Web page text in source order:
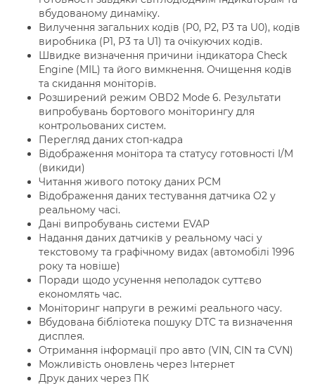
вбудованому динаміку.
Вилучення загальних кодів (P0, P2, P3 та U0), кодів
виробника (P1, P3 та U1) та очікуючих кодів.
Швидке визначення причини індикатора Check
Engine (MIL) та його вимкнення. Очищення кодів
та скидання моніторів.
Розширений режим OBD2 Mode 6. Результати
випробувань бортового моніторингу для
контрольованих систем.
Перегляд даних стоп-кадра
Відображення монітора та статусу готовності I/M
(викиди)
Читання живого потоку даних PCM
Відображення даних тестування датчика O2 у
реальному часі.
Дані випробувань системи EVAP
Надання даних датчиків у реальному часі у
текстовому та графічному видах (автомобілі 1996
року та новіше)
Поради щодо усунення неполадок суттєво
економлять час.
Моніторинг напруги в режимі реального часу.
Вбудована бібліотека пошуку DTC та визначення
дисплея.
Отримання інформації про авто (VIN, CIN та CVN)
Можливість оновлень через Інтернет
Друк даних через ПК